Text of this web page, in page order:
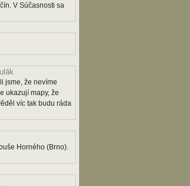
V Súčasnosti sa
jsme, že nevíme
ukazují mapy, že
víc tak budu ráda
Horného (Brno).